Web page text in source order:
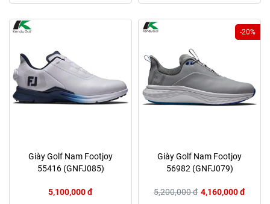
Giày Golf Nam Footjoy
55416 (GNFJ085)
5,100,000 đ
-20%
Giày Golf Nam Footjoy
56982 (GNFJ079)
5,200,000 đ 4,160,000 đ